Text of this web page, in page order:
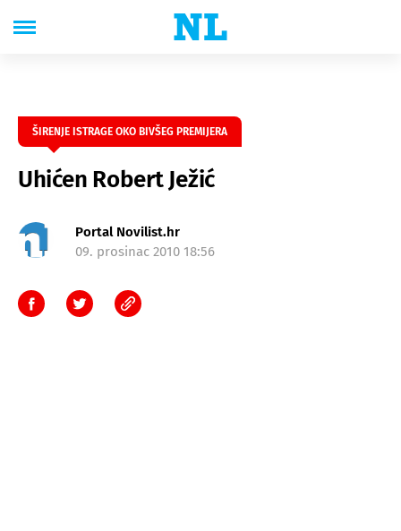
ŠIRENJE ISTRAGE OKO BIVŠEG PREMIJERA
Uhićen Robert Ježić
Portal Novilist.hr
09. prosinac 2010 18:56